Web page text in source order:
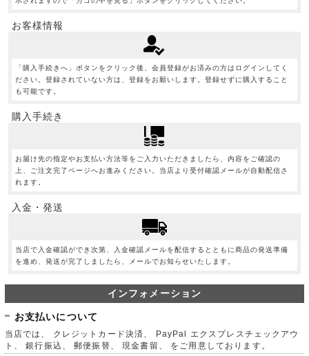
お客様情報
「購入手続きへ」ボタンをクリック後、会員登録がお済みの方はログインしてく
ださい。登録されていない方は、登録をお願いします。登録せずに購入すること
も可能です。
購入手続き
お届け先の指定やお支払い方法等をご入力いただきましたら、内容をご確認の
上、ご注文完了ページへお進みください。当店より受付確認メールが自動配信さ
れます。
入金・発送
当店で入金確認ができ次第、入金確認メールを配信するとともに商品の発送準備
を進め、発送が完了しましたら、メールでお知らせいたします。
インフォメーション
お支払いについて
当店では、 クレジットカード決済、 PayPal エクスプレスチェックアウ
ト、 銀行振込、 郵便振替、 現金書留、 をご用意しております。